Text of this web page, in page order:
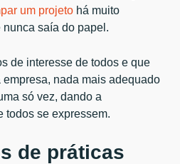
um projeto há muito
saía do papel.
de interesse de todos e que
empresa, nada mais adequado
só vez, dando a
todos se expressem.
de práticas